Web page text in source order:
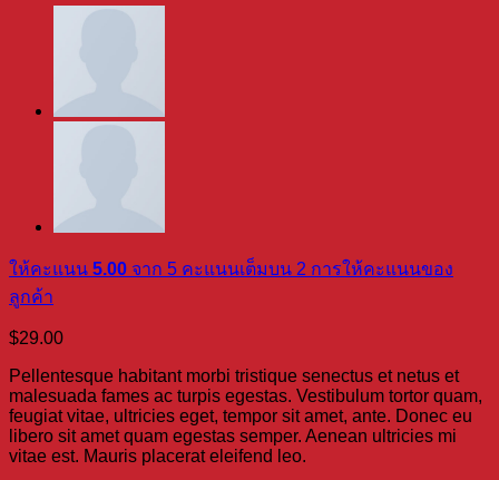
ให้คะแนน 5.00 จาก 5 คะแนนเต็มบน 2 การให้คะแนนของ
ลูกค้า
$29.00
Pellentesque habitant morbi tristique senectus et netus et
malesuada fames ac turpis egestas. Vestibulum tortor quam,
feugiat vitae, ultricies eget, tempor sit amet, ante. Donec eu
libero sit amet quam egestas semper. Aenean ultricies mi
vitae est. Mauris placerat eleifend leo.